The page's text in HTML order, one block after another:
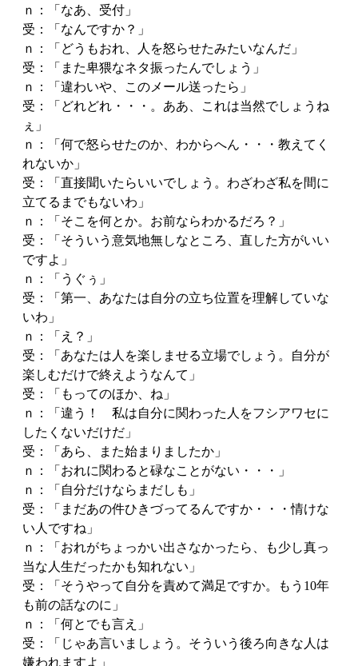
ｎ：「なあ、受付」
受：「なんですか？」
ｎ：「どうもおれ、人を怒らせたみたいなんだ」
受：「また卑猥なネタ振ったんでしょう」
ｎ：「違わいや、このメール送ったら」
受：「どれどれ・・・。ああ、これは当然でしょうね
ぇ」
ｎ：「何で怒らせたのか、わからへん・・・教えてく
れないか」
受：「直接聞いたらいいでしょう。わざわざ私を間に
立てるまでもないわ」
ｎ：「そこを何とか。お前ならわかるだろ？」
受：「そういう意気地無しなところ、直した方がいい
ですよ」
ｎ：「うぐぅ」
受：「第一、あなたは自分の立ち位置を理解していな
いわ」
ｎ：「え？」
受：「あなたは人を楽しませる立場でしょう。自分が
楽しむだけで終えようなんて」
受：「もってのほか、ね」
ｎ：「違う！ 私は自分に関わった人をフシアワセに
したくないだけだ」
受：「あら、また始まりましたか」
ｎ：「おれに関わると碌なことがない・・・」
ｎ：「自分だけならまだしも」
受：「まだあの件ひきづってるんですか・・・情けな
い人ですね」
ｎ：「おれがちょっかい出さなかったら、も少し真っ
当な人生だったかも知れない」
受：「そうやって自分を責めて満足ですか。もう10年
も前の話なのに」
ｎ：「何とでも言え」
受：「じゃあ言いましょう。そういう後ろ向きな人は
嫌われますよ」